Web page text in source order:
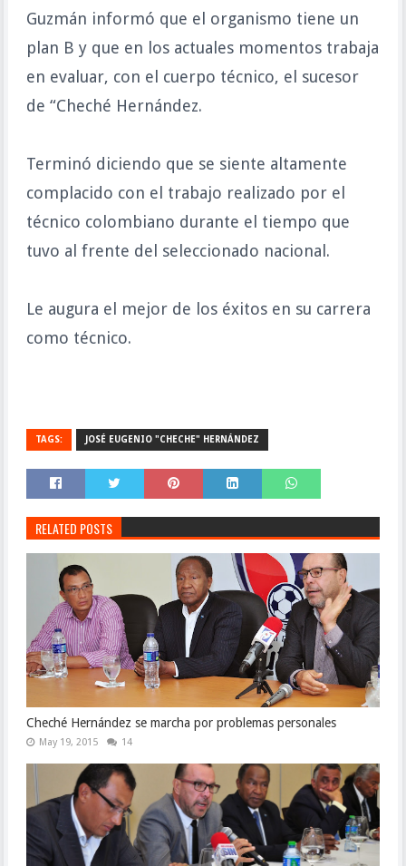
Guzmán informó que el organismo tiene un
plan B y que en los actuales momentos trabaja
en evaluar, con el cuerpo técnico, el sucesor
de “Cheché Hernández.
Terminó diciendo que se siente altamente
complacido con el trabajo realizado por el
técnico colombiano durante el tiempo que
tuvo al frente del seleccionado nacional.
Le augura el mejor de los éxitos en su carrera
como técnico.
TAGS: JOSÉ EUGENIO "CHECHE" HERNÁNDEZ
RELATED POSTS
Cheché Hernández se marcha por problemas personales
May 19, 2015 14